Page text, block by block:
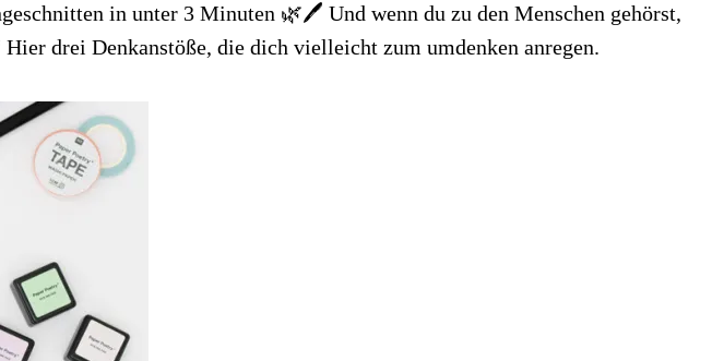
in unter 3 Minuten 🌿🖊 Und wenn du zu den Menschen gehörst,
drei Denkanstöße, die dich vielleicht zum umdenken anregen.